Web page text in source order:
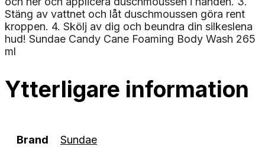
Stäng av vattnet och låt duschmoussen göra rent
kroppen. 4. Skölj av dig och beundra din silkeslena
hud! Sundae Candy Cane Foaming Body Wash 265
ml
Ytterligare information
Brand Sundae